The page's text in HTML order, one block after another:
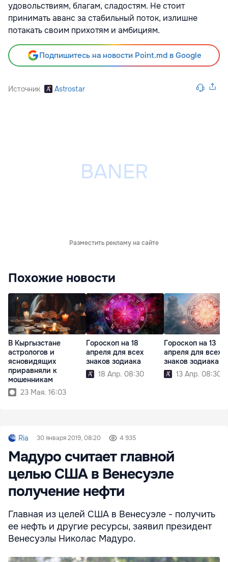
удовольствиям, благам, сладостям. Не стоит
принимать аванс за стабильный поток, излишне
потакать своим прихотям и амбициям.
Подпишитесь на новости Point.md в Google
Источник Astrostar
Разместить рекламу на сайте
Похожие новости
В Кыргызстане
астрологов и
ясновидящих
приравняли к
мошенникам
23 Мая. 16:03
Гороскоп на 18
апреля для всех
знаков зодиака
18 Апр. 08:30
Гороскоп на 13
апреля для всех
знаков зодиака
13 Апр. 08:30
Ria 30 января 2019, 08:20 4 935
Мадуро считает главной
целью США в Венесуэле
получение нефти
Главная из целей США в Венесуэле - получить
ее нефть и другие ресурсы, заявил президент
Венесуэлы Николас Мадуро.